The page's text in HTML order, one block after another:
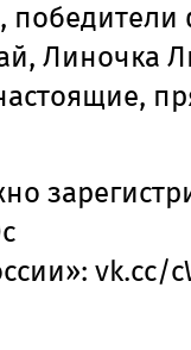
победители
Линочка
vk.cc/